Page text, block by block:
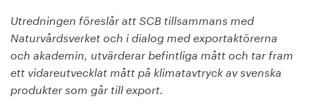
Utredningen föreslår att SCB tillsammans med
Naturvårdsverket och i dialog med exportaktörerna
och akademin, utvärderar befintliga mått och tar fram
ett vidareutvecklat mått på klimatavtryck av svenska
produkter som går till export.